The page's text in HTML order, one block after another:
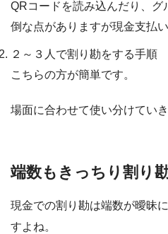
QRコードを読み込んだり、
倒な点がありますが現金支払
２～３人で割り勘をする手順
こちらの方が簡単です。
場面に合わせて使い分けていき
端数もきっちり割り
現金での割り勘は端数が曖昧
すよね。